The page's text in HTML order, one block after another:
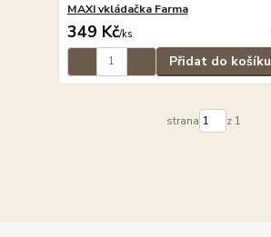
MAXI vkládačka Farma
349 Kč/ks
Přidat do košíku
strana z 1